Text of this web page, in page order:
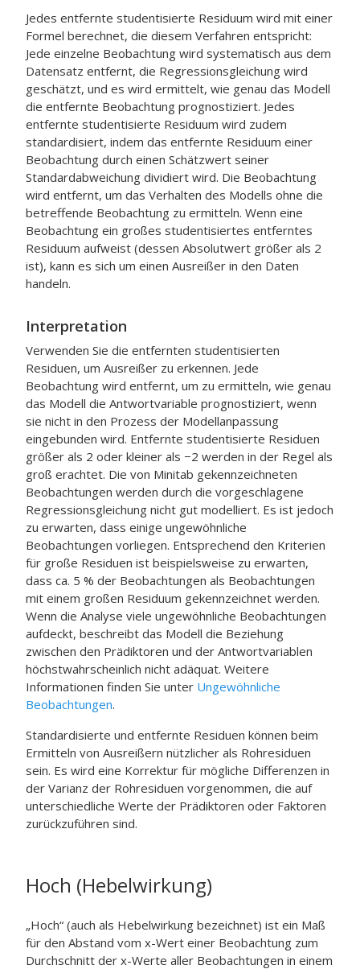
Jedes entfernte studentisierte Residuum wird mit einer
Formel berechnet, die diesem Verfahren entspricht:
Jede einzelne Beobachtung wird systematisch aus dem
Datensatz entfernt, die Regressionsgleichung wird
geschätzt, und es wird ermittelt, wie genau das Modell
die entfernte Beobachtung prognostiziert. Jedes
entfernte studentisierte Residuum wird zudem
standardisiert, indem das entfernte Residuum einer
Beobachtung durch einen Schätzwert seiner
Standardabweichung dividiert wird. Die Beobachtung
wird entfernt, um das Verhalten des Modells ohne die
betreffende Beobachtung zu ermitteln. Wenn eine
Beobachtung ein großes studentisiertes entferntes
Residuum aufweist (dessen Absolutwert größer als 2
ist), kann es sich um einen Ausreißer in den Daten
handeln.
Interpretation
Verwenden Sie die entfernten studentisierten
Residuen, um Ausreißer zu erkennen. Jede
Beobachtung wird entfernt, um zu ermitteln, wie genau
das Modell die Antwortvariable prognostiziert, wenn
sie nicht in den Prozess der Modellanpassung
eingebunden wird. Entfernte studentisierte Residuen
größer als 2 oder kleiner als −2 werden in der Regel als
groß erachtet. Die von Minitab gekennzeichneten
Beobachtungen werden durch die vorgeschlagene
Regressionsgleichung nicht gut modelliert. Es ist jedoch
zu erwarten, dass einige ungewöhnliche
Beobachtungen vorliegen. Entsprechend den Kriterien
für große Residuen ist beispielsweise zu erwarten,
dass ca. 5 % der Beobachtungen als Beobachtungen
mit einem großen Residuum gekennzeichnet werden.
Wenn die Analyse viele ungewöhnliche Beobachtungen
aufdeckt, beschreibt das Modell die Beziehung
zwischen den Prädiktoren und der Antwortvariablen
höchstwahrscheinlich nicht adäquat. Weitere
Informationen finden Sie unter Ungewöhnliche
Beobachtungen.
Standardisierte und entfernte Residuen können beim
Ermitteln von Ausreißern nützlicher als Rohresiduen
sein. Es wird eine Korrektur für mögliche Differenzen in
der Varianz der Rohresiduen vorgenommen, die auf
unterschiedliche Werte der Prädiktoren oder Faktoren
zurückzuführen sind.
Hoch (Hebelwirkung)
„Hoch“ (auch als Hebelwirkung bezeichnet) ist ein Maß
für den Abstand vom x-Wert einer Beobachtung zum
Durchschnitt der x-Werte aller Beobachtungen in einem